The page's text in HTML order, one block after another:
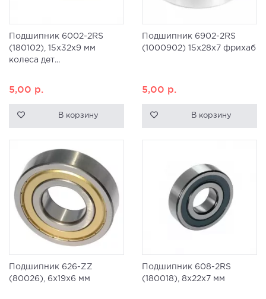
Подшипник 6002-2RS
(180102), 15x32x9 мм
колеса дет...
5,00 р.
В корзину
Подшипник 6902-2RS
(1000902) 15x28x7 фрихаб
5,00 р.
В корзину
Подшипник 626-ZZ
(80026), 6x19x6 мм
Подшипник 608-2RS
(180018), 8x22x7 мм